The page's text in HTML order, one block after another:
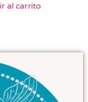
al carrito